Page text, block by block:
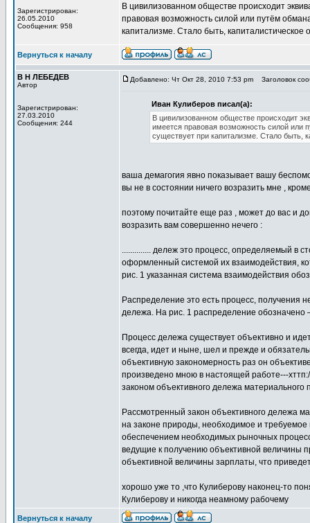
Зарегистрирован:
26.05.2010
Сообщения: 958
В цивилизованном обществе происходит
правовая возможность силой или путём
капитализме. Стало быть, капиталистическое
Вернуться к началу
В Н ЛЕБЕДЕВ
Автор
Зарегистрирован:
27.03.2010
Сообщения: 244
Добавлено: Чт Окт 28, 2010 7:53 pm Заголовок
Иван Кулиберов писал(а):
В цивилизованном обществе происходит
имеется правовая возможность силой или
существует при капитализме. Стало быть,
ваша демагогия явно показывает вашу
вы не в состоянии ничего возразить мне ,
поэтому почитайте еще раз , может до вас и
возразить вам совершенно нечего :
.............. дележ это процесс, определяемый в
оформленный системой их взаимодействия,
рис. 1 указанная система взаимодействия
Распределение это есть процесс, получения
дележа. На рис. 1 распределение обозначено
Процесс дележа существует объективно и
всегда, идет и ныне, шел и прежде и
объективную закономерность раз он
произведено мною в настоящей работе---
законом объективного дележа материального
Рассмотренный закон объективного дележа
на законе природы, необходимое и требуемое
обеспечением необходимых рыночных
ведущие к получению объективной величины
объективной величины зарплаты, что
хорошо уже то ,что Кулиберову наконец-то
Кулиберову и никогда неамному рабочему
Вернуться к началу